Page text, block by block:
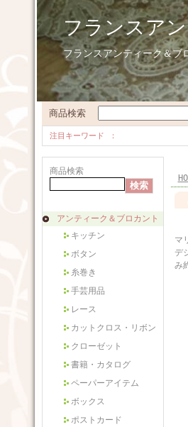
フランスア
フランスアンティーク＆ブ
商品検索
注目キーワード
商品検索
アンティーク＆ブロカント
キッチン
ボタン
糸巻き
手芸用品
レース
カットクロス・リボン
クローゼット
書籍・カタログ
ペーパーアイテム
ボックス
ポストカード
マ
デ
み